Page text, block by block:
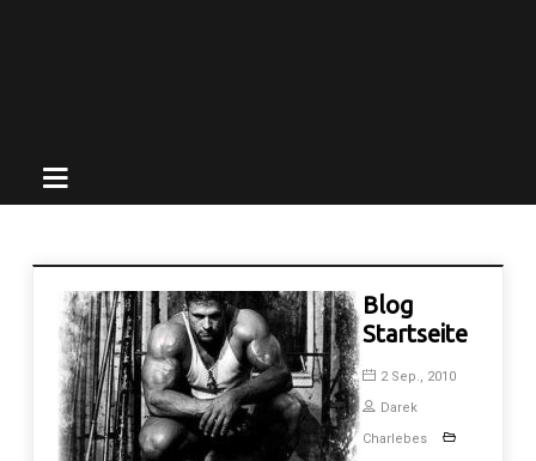
Blog
Startseite
2 Sep., 2010
Darek
Charlebes